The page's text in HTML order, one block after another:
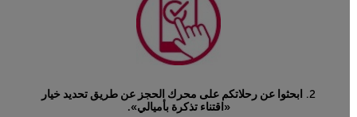
ابحثوا عن رحلاتكم على محرك الحجز عن طريق تحديد خيار
«اقتناء تذكرة بأميالي».